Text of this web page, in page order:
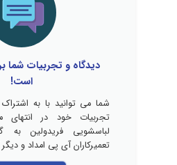
دیدگاه و تجربیات شما
است!
شما می توانید با به
تجربیات خود در انتهای
لباسشویی فریدولین به
تعمیرکاران آی پی امداد و دیگر